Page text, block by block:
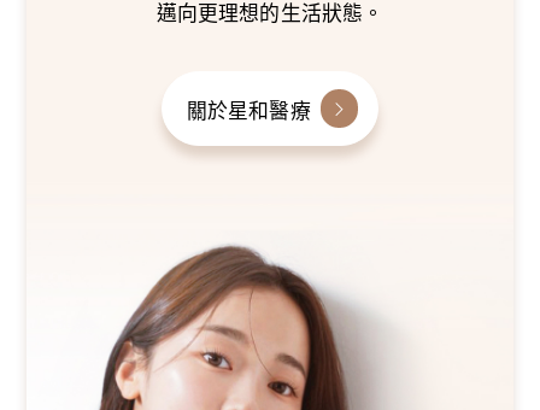
邁向更理想的生活狀態。
關於星和醫療